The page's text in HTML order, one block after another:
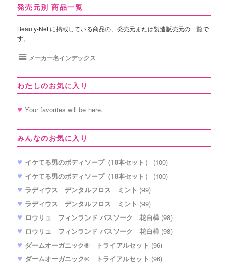
発売元別 商品一覧
Beauty-Net に掲載している商品の、発売元または製造販売元の一覧で
す。
メーカー名インデックス
わたしのお気に入り
Your favorites will be here.
みんなのお気に入り
イケてる男のボディソープ（18本セット）
(100)
イケてる男のボディソープ（18本セット）
(100)
ラディウス デンタルフロス ミント (99)
ラディウス デンタルフロス ミント (99)
ロウリュ フィンランド バスソーク 花白樺 (98)
ロウリュ フィンランド バスソーク 花白樺 (98)
ダームオーガニック® トライアルセット (96)
ダームオーガニック® トライアルセット (96)